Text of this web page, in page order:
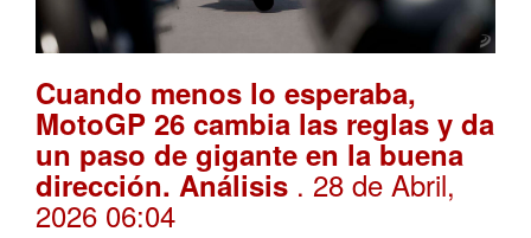
Cuando menos lo esperaba,
MotoGP 26 cambia las reglas y da
un paso de gigante en la buena
dirección. Análisis . 28 de Abril,
2026 06:04